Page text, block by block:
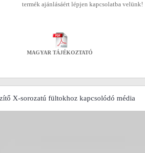
termék ajánlásáért lépjen kapcsolatba velünk!
MAGYAR TÁJÉKOZTATÓ
X-sorozatú fültokhoz kapcsolódó média